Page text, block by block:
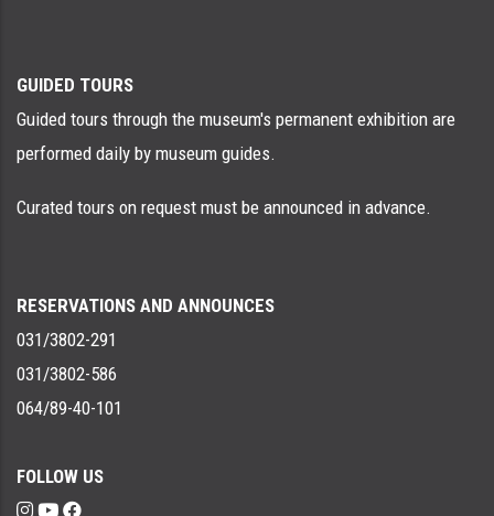
GUIDED TOURS
Guided tours through the museum's permanent exhibition are
performed daily by museum guides.
Curated tours on request must be announced in advance.
RESERVATIONS AND ANNOUNCES
031/3802-291
031/3802-586
064/89-40-101
FOLLOW US